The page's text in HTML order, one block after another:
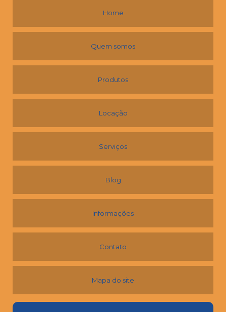
Home
Quem somos
Produtos
Locação
Serviços
Blog
Informações
Contato
Mapa do site